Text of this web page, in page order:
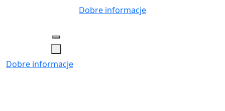
Dobre informacje
Dobre informacje